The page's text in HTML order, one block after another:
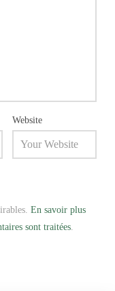
Website
En savoir plus
sont traitées.